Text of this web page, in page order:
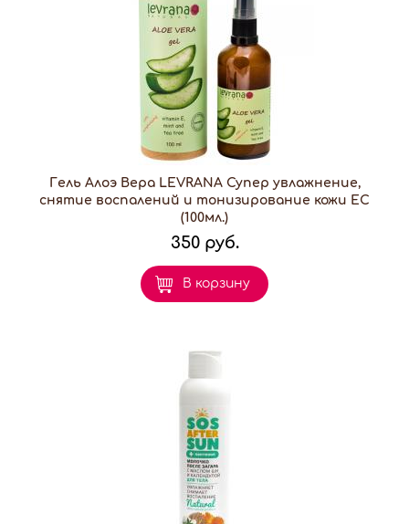
Гель Алоэ Вера LEVRANA Супер увлажнение,
снятие воспалений и тонизирование кожи EC
(100мл.)
350 руб.
В корзину